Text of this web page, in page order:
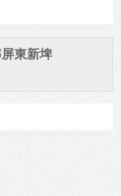
東新埤